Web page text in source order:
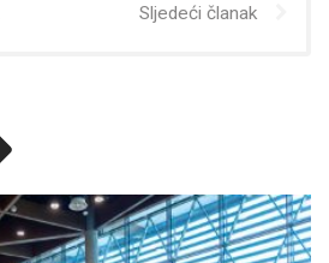
Sljedeći članak